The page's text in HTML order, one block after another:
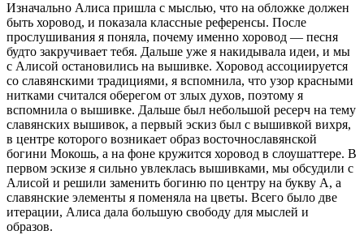
Изначально Алиса пришла с мыслью, что на обложке должен
быть хоровод, и показала классные референсы. После
прослушивания я поняла, почему именно хоровод — песня
будто закручивает тебя. Дальше уже я накидывала идеи, и мы
с Алисой остановились на вышивке. Хоровод ассоциируется
со славянскими традициями, я вспомнила, что узор красными
нитками считался оберегом от злых духов, поэтому я
вспомнила о вышивке. Дальше был небольшой ресерч на тему
славянских вышивок, а первый эскиз был с вышивкой вихря,
в центре которого возникает образ восточнославянской
богини Мокошь, а на фоне кружится хоровод в слоушаттере. В
первом эскизе я сильно увлеклась вышивками, мы обсудили с
Алисой и решили заменить богиню по центру на букву А, а
славянские элементы я поменяла на цветы. Всего было две
итерации, Алиса дала большую свободу для мыслей и
образов.